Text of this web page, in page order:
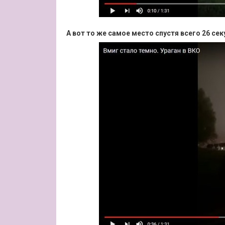
А вот то же самое место спустя всего 26